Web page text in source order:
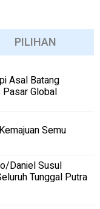
PILIHAN
Asal Batang
Global
Semu
Daniel Susul
Tunggal Putra